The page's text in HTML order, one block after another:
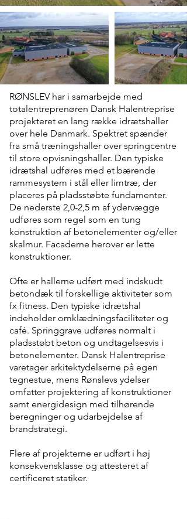
RØNSLEV har i samarbejde med
totalentreprenøren Dansk Halentreprise
projekteret en lang række idrætshaller
over hele Danmark. Spektret spænder
fra små træningshaller over springcentre
til store opvisningshaller. Den typiske
idrætshal udføres med et bærende
rammesystem i stål eller limtræ, der
placeres på pladsstøbte fundamenter.
De nederste 2,0-2,5 m af ydervægge
udføres som regel som en tung
konstruktion af betonelementer og/eller
skalmur. Facaderne herover er lette
konstruktioner.
Ofte er hallerne udført med indskudt
betondæk til forskellige aktiviteter som
fx fitness. Den typiske idrætshal
indeholder omklædningsfaciliteter og
café. Springgrave udføres normalt i
pladsstøbt beton og undtagelsesvis i
betonelementer. Dansk Halentreprise
varetager arkitektydelserne på egen
tegnestue, mens Rønslevs ydelser
omfatter projektering af konstruktioner
samt energidesign med tilhørende
beregninger og udarbejdelse af
brandstrategi.
Flere af projekterne er udført i høj
konsekvensklasse og attesteret af
certificeret statiker.